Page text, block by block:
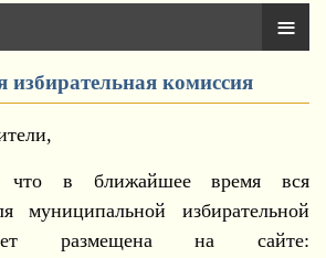
≡
комиссия
что в ближайшее время вся
муниципальной избирательной
размещена на сайте: